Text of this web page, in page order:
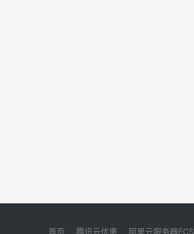
首页 腾讯云优惠 阿里云服务器ECS